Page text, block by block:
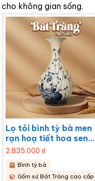
cho không gian sống.
Lọ tỏi bình tỳ bà men
rạn hoạ tiết hoa sen
BT-LTB06
2.835.000 ₫
Bình tỳ bà
Gốm sứ Bát Tràng cao cấp